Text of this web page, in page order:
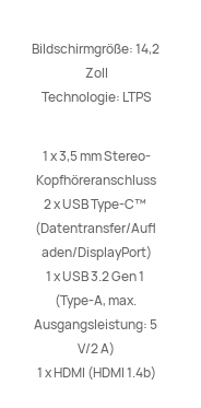
Bildschirmgröße: 14,2
Zoll
Technologie: LTPS
1 x 3,5 mm Stereo-
Kopfhöreranschluss
2 x USB Type-C™
(Datentransfer/Aufl
aden/DisplayPort)
1 x USB 3.2 Gen 1
(Type-A, max.
Ausgangsleistung: 5
V/2 A)
1 x HDMI (HDMI 1.4b)